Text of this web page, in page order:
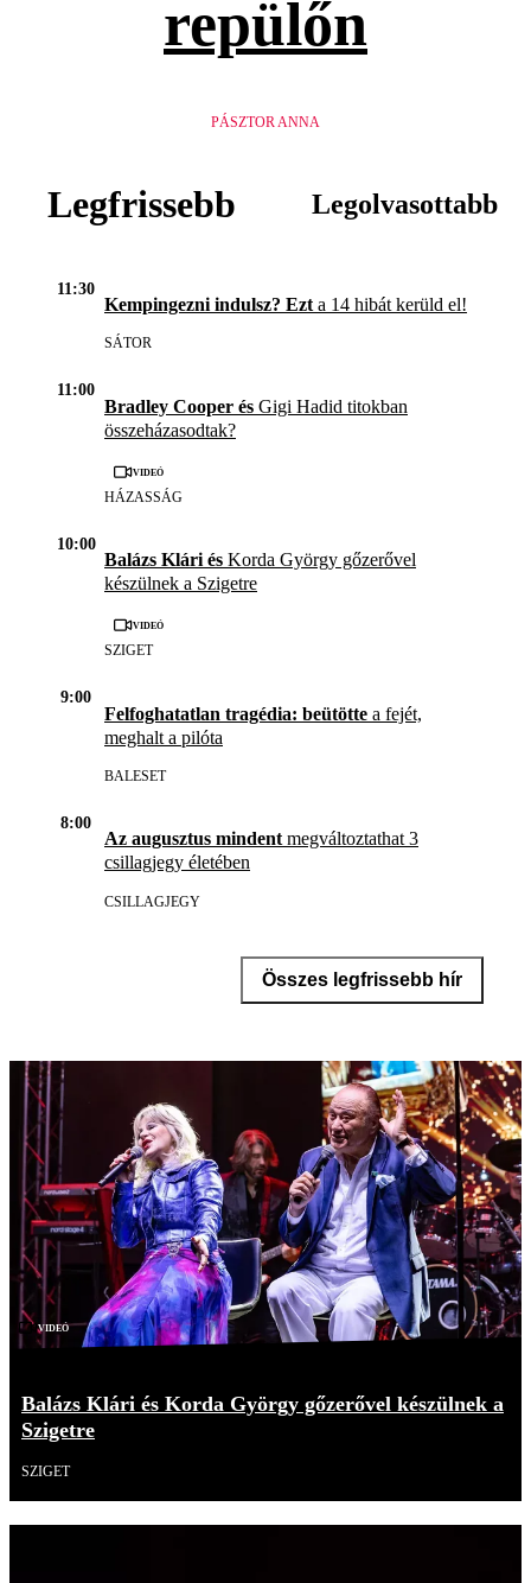
repülőn
PÁSZTOR ANNA
Legfrissebb Legolvasottabb
11:30
Kempingezni indulsz? Ezt a 14 hibát kerüld el!
SÁTOR
11:00
Bradley Cooper és Gigi Hadid titokban
összeházasodtak?
Videó
HÁZASSÁG
10:00
Balázs Klári és Korda György gőzerővel
készülnek a Szigetre
Videó
SZIGET
9:00
Felfoghatatlan tragédia: beütötte a fejét,
meghalt a pilóta
BALESET
8:00
Az augusztus mindent megváltoztathat 3
csillagjegy életében
CSILLAGJEGY
Összes legfrissebb hír
Videó
Balázs Klári és Korda György gőzerővel készülnek a
Szigetre
SZIGET